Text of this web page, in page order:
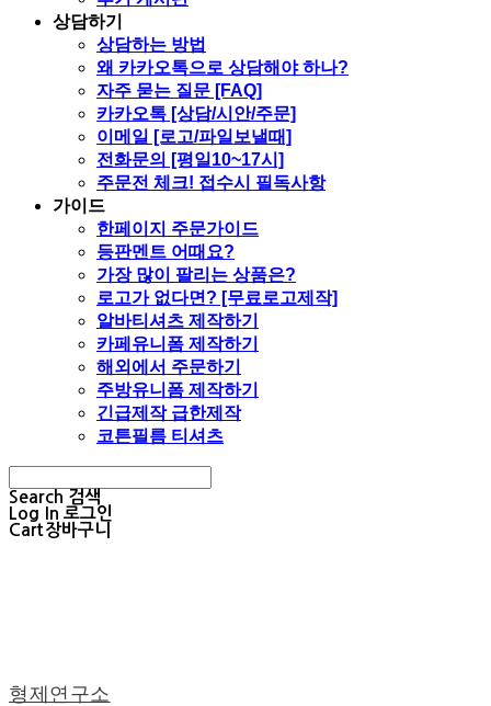
상담하기
상담하는 방법
왜 카카오톡으로 상담해야 하나?
자주 묻는 질문 [FAQ]
카카오톡 [상담/시안/주문]
이메일 [로고/파일보낼때]
전화문의 [평일10~17시]
주문전 체크! 접수시 필독사항
가이드
한페이지 주문가이드
등판멘트 어때요?
가장 많이 팔리는 상품은?
로고가 없다면? [무료로고제작]
알바티셔츠 제작하기
카페유니폼 제작하기
해외에서 주문하기
주방유니폼 제작하기
긴급제작 급한제작
코튼필름 티셔츠
Search 검색
Log In 로그인
Cart장바구니
형제연구소